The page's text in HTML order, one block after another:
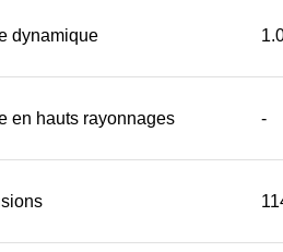
dynamique
en hauts rayonnages -